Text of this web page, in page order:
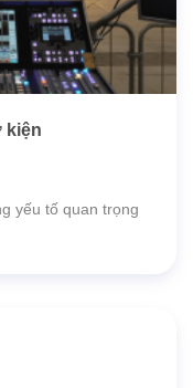
kiện
yếu tố quan trọng